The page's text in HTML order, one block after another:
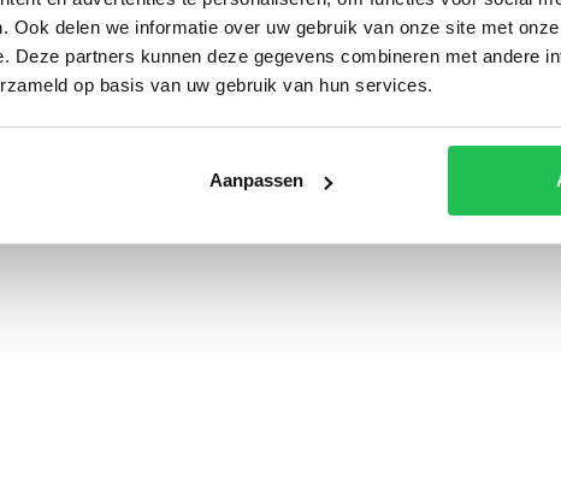
Ook delen we informatie over uw gebruik van onze site met
Deze partners kunnen deze gegevens combineren met andere
op basis van uw gebruik van hun services.
Aanpassen
Juist voor een
op
consistente
servicewagen
het werk
aanwezig.